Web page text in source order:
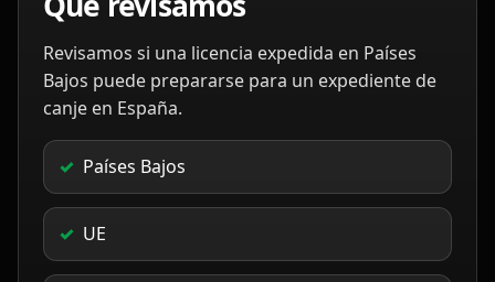
Revisamos si una licencia expedida en Países
Bajos puede prepararse para un expediente de
canje en España.
Países Bajos
UE